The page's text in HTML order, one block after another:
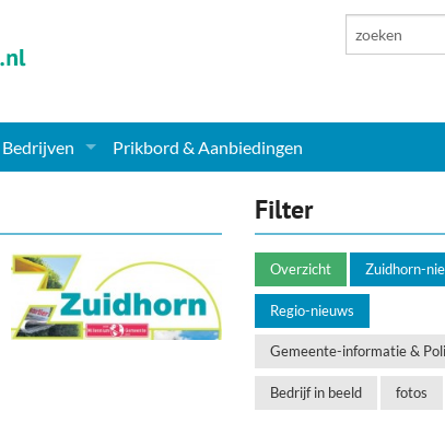
Bedrijven
Verzorging
Dieren & Tuin
Prikbord & Aanbiedingen
Filter
Overzicht Zuidhorn-
Regio-nieuws
Gemeente-informatie &
Bedrijf in beeld fotos